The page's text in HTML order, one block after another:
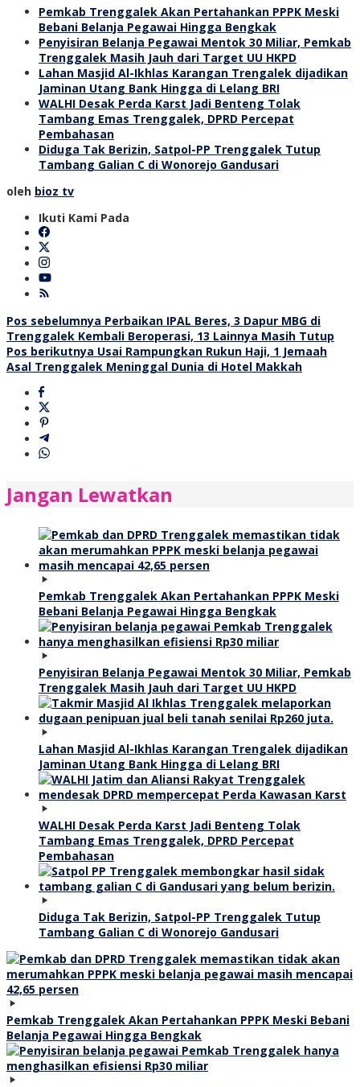
Pemkab Trenggalek Akan Pertahankan PPPK Meski
Bebani Belanja Pegawai Hingga Bengkak
Penyisiran Belanja Pegawai Mentok 30 Miliar, Pemkab
Trenggalek Masih Jauh dari Target UU HKPD
Lahan Masjid Al-Ikhlas Karangan Trengalek dijadikan
Jaminan Utang Bank Hingga di Lelang BRI
WALHI Desak Perda Karst Jadi Benteng Tolak
Tambang Emas Trenggalek, DPRD Percepat
Pembahasan
Diduga Tak Berizin, Satpol-PP Trenggalek Tutup
Tambang Galian C di Wonorejo Gandusari
oleh bioz tv
Ikuti Kami Pada
Navigasi
pos
Pos sebelumnya Perbaikan IPAL Beres, 3 Dapur MBG di
Trenggalek Kembali Beroperasi, 13 Lainnya Masih Tutup
Pos berikutnya Usai Rampungkan Rukun Haji, 1 Jemaah
Asal Trenggalek Meninggal Dunia di Hotel Makkah
Jangan Lewatkan
Pemkab Trenggalek Akan Pertahankan PPPK Meski
Bebani Belanja Pegawai Hingga Bengkak
Penyisiran Belanja Pegawai Mentok 30 Miliar, Pemkab
Trenggalek Masih Jauh dari Target UU HKPD
Lahan Masjid Al-Ikhlas Karangan Trengalek dijadikan
Jaminan Utang Bank Hingga di Lelang BRI
WALHI Desak Perda Karst Jadi Benteng Tolak
Tambang Emas Trenggalek, DPRD Percepat
Pembahasan
Diduga Tak Berizin, Satpol-PP Trenggalek Tutup
Tambang Galian C di Wonorejo Gandusari
Pemkab Trenggalek Akan Pertahankan PPPK Meski Bebani
Belanja Pegawai Hingga Bengkak